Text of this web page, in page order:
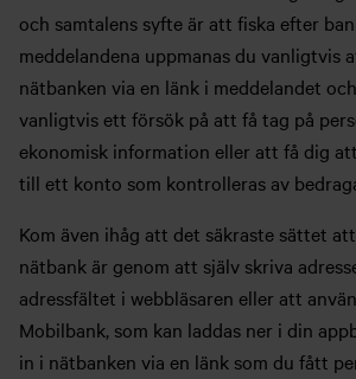
och samtalens syfte är att fiska efter
meddelandena uppmanas du vanligtvis
nätbanken via en länk i meddelandet
vanligtvis ett försök på att få tag på
ekonomisk information eller att få dig
till ett konto som kontrolleras av
Kom även ihåg att det säkraste sättet
nätbank är genom att själv skriva
adressfältet i webbläsaren eller att
Mobilbank, som kan laddas ner i din
in i nätbanken via en länk som du fått